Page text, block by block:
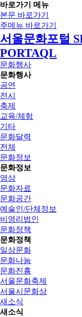
바로가기 메뉴
본문 바로가기
주메뉴 바로가기
서울문화포털
PORTAQL
문화행사
문화행사
공연
전시
축제
교육/체험
기타
문화달력
전체
문화정보
문화정보
영상
문화자료
문화공간
예술인/단체정보
비영리법인
문화정책
문화정책
일상문화
문화나눔
문화진흥
서울문화축제
서울시문화상
새소식
새소식